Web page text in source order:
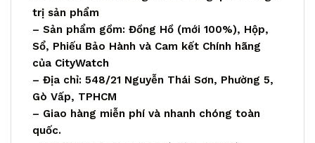
trị sản phẩm
– Sản phẩm gồm: Đồng Hồ (mới 100%), Hộp,
Sổ, Phiếu Bảo Hành và Cam kết Chính hãng
của CityWatch
– Địa chỉ: 548/21 Nguyễn Thái Sơn, Phường 5,
Gò Vấp, TPHCM
– Giao hàng miễn phí và nhanh chóng toàn
quốc.